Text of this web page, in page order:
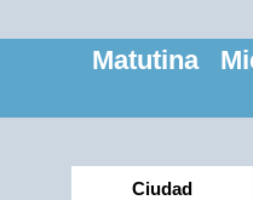
Matutina
Ciudad